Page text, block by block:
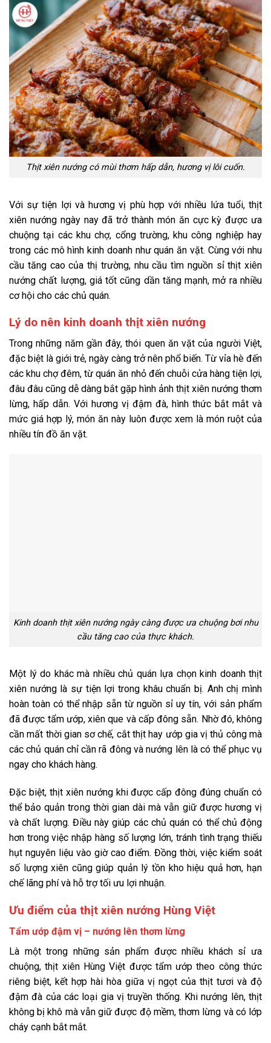
Thịt xiên nướng có mùi thơm hấp dẫn, hương vị lôi cuốn.
Với sự tiện lợi và hương vị phù hợp với nhiều lứa tuổi, thịt
xiên nướng ngày nay đã trở thành món ăn cực kỳ được ưa
chuộng tại các khu chợ, cổng trường, khu công nghiệp hay
trong các mô hình kinh doanh như quán ăn vặt. Cùng với nhu
cầu tăng cao của thị trường, nhu cầu tìm nguồn sỉ thịt xiên
nướng chất lượng, giá tốt cũng dần tăng mạnh, mở ra nhiều
cơ hội cho các chủ quán.
Lý do nên kinh doanh thịt xiên nướng
Trong những năm gần đây, thói quen ăn vặt của người Việt,
đặc biệt là giới trẻ, ngày càng trở nên phổ biến. Từ vỉa hè đến
các khu chợ đêm, từ quán ăn nhỏ đến chuỗi cửa hàng tiện lợi,
đâu đâu cũng dễ dàng bắt gặp hình ảnh thịt xiên nướng thơm
lừng, hấp dẫn. Với hương vị đậm đà, hình thức bắt mắt và
mức giá hợp lý, món ăn này luôn được xem là món ruột của
nhiều tín đồ ăn vặt.
Kinh doanh thịt xiên nướng ngày càng được ưa chuộng bơi nhu
cầu tăng cao của thực khách.
Một lý do khác mà nhiều chủ quán lựa chọn kinh doanh thịt
xiên nướng là sự tiện lợi trong khâu chuẩn bị. Anh chị mình
hoàn toàn có thể nhập sẵn từ nguồn sỉ uy tín, với sản phẩm
đã được tẩm ướp, xiên que và cấp đông sẵn. Nhờ đó, không
cần mất thời gian sơ chế, cắt thịt hay ướp gia vị thủ công mà
các chủ quán chỉ cần rã đông và nướng lên là có thể phục vụ
ngay cho khách hàng.
Đặc biệt, thịt xiên nướng khi được cấp đông đúng chuẩn có
thể bảo quản trong thời gian dài mà vẫn giữ được hương vị
và chất lượng. Điều này giúp các chủ quán có thể chủ động
hơn trong việc nhập hàng số lượng lớn, tránh tình trạng thiếu
hụt nguyên liệu vào giờ cao điểm. Đồng thời, việc kiểm soát
số lượng xiên cũng giúp quản lý tồn kho hiệu quả hơn, hạn
chế lãng phí và hỗ trợ tối ưu lợi nhuận.
Ưu điểm của thịt xiên nướng Hùng Việt
Tẩm ướp đậm vị – nướng lên thơm lừng
Là một trong những sản phẩm được nhiều khách sỉ ưa
chuộng, thịt xiên Hùng Việt được tẩm ướp theo công thức
riêng biệt, kết hợp hài hòa giữa vị ngọt của thịt tươi và độ
đậm đà của các loại gia vị truyền thống. Khi nướng lên, thịt
không bị khô mà vẫn giữ được độ mềm, thơm lừng và có lớp
cháy cạnh bắt mắt.